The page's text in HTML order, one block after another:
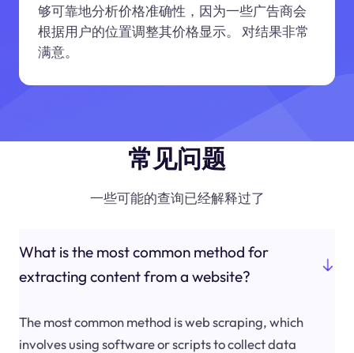
够可靠地分析价格准确性，因为一些广告商会
根据用户的位置调整其价格显示。 对结果非常
满意。
常见问题
一些可能的查询已经解释过了
What is the most common method for
extracting content from a website?
The most common method is web scraping, which
involves using software or scripts to collect data